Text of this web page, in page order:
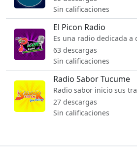
Sin calificaciones
El Picon Radio
Es una radio dedicada
63 descargas
Sin calificaciones
Radio Sabor Tucume
Radio sabor inicio sus
27 descargas
Sin calificaciones